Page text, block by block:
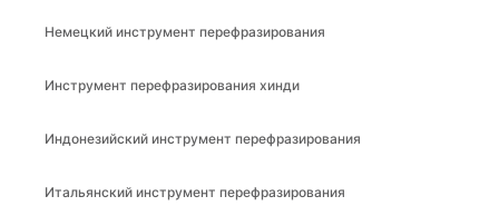
Немецкий инструмент перефразирования
Инструмент перефразирования хинди
Индонезийский инструмент перефразирования
Итальянский инструмент перефразирования